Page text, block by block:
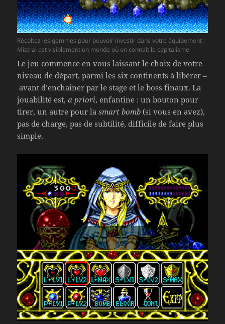
Récoltez les gemmes pour pouvoir investir dans votre équipement :
Mistral est visiblement un monde où on connait le capitalisme
Le jeu commence en vous laissant le choix de votre
niveau de départ, parmi les six continents à libérer –
avant d’enchainer par le stage et le boss finaux. La
jouabilité est,a priori, enfantine : un bouton pour
tirer, un autre pour la smart bomb (si vous en avez),
pas de charge, pas de subtilité, difficile de faire plus
simple.